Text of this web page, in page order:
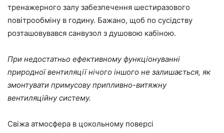
тренажерного залу забезпечення шестиразового
повітрообміну в годину. Бажано, щоб по сусідству
розташовувався санвузол з душовою кабіною.
При недостатньо ефективному функціонуванні
природної вентиляції нічого іншого не залишається, як
змонтувати примусову припливно-витяжну
вентиляційну систему.
Свіжа атмосфера в цокольному поверсі